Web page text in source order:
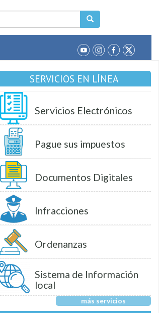
SERVICIOS EN LÍNEA
Servicios Electrónicos
Pague sus impuestos
Documentos Digitales
Infracciones
Ordenanzas
Sistema de Información
local
más servicios